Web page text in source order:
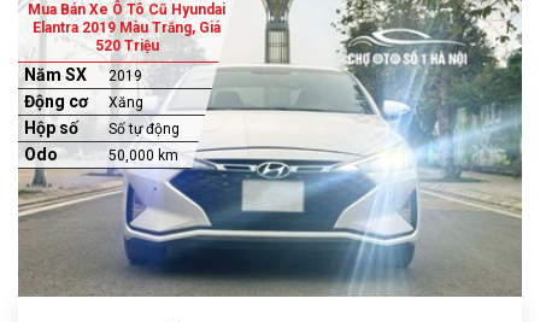
Mua Bán Xe Ô Tô Cũ Hyundai
Elantra 2019 Màu Trắng, Giá
520 Triệu
Năm SX 2019
Động cơ Xăng
Hộp số Số tự động
Odo 50,000 km